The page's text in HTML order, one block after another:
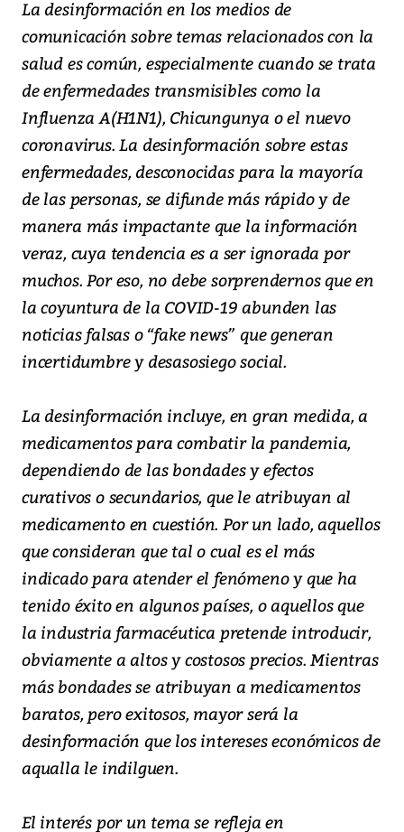
La desinformación en los medios de
comunicación sobre temas relacionados con la
salud es común, especialmente cuando se trata
de enfermedades transmisibles como la
Influenza A(H1N1), Chicungunya o el nuevo
coronavirus. La desinformación sobre estas
enfermedades, desconocidas para la mayoría
de las personas, se difunde más rápido y de
manera más impactante que la información
veraz, cuya tendencia es a ser ignorada por
muchos. Por eso, no debe sorprendernos que en
la coyuntura de la COVID-19 abunden las
noticias falsas o “fake news” que generan
incertidumbre y desasosiego social.
La desinformación incluye, en gran medida, a
medicamentos para combatir la pandemia,
dependiendo de las bondades y efectos
curativos o secundarios, que le atribuyan al
medicamento en cuestión. Por un lado, aquellos
que consideran que tal o cual es el más
indicado para atender el fenómeno y que ha
tenido éxito en algunos países, o aquellos que
la industria farmacéutica pretende introducir,
obviamente a altos y costosos precios. Mientras
más bondades se atribuyan a medicamentos
baratos, pero exitosos, mayor será la
desinformación que los intereses económicos de
aqualla le indilguen.
El interés por un tema se refleja en